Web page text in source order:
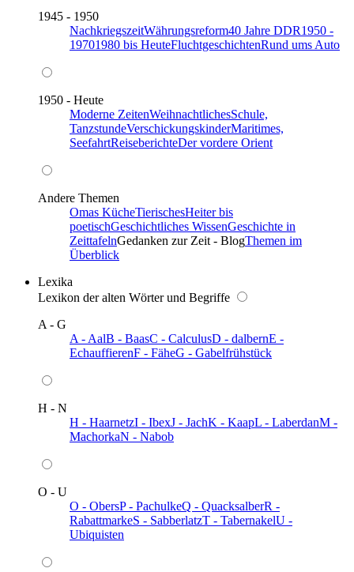
1945 - 1950
NachkriegszeitWährungsreform40 Jahre DDR1950 -
19701980 bis HeuteFluchtgeschichtenRund ums Auto
1950 - Heute
Moderne ZeitenWeihnachtlichesSchule,
TanzstundeVerschickungskinderMaritimes,
SeefahrtReiseberichteDer vordere Orient
Andere Themen
Omas KücheTierischesHeiter bis
poetischGeschichtliches WissenGeschichte in
ZeittafelnGedanken zur Zeit - BlogThemen im
Überblick
Lexika
Lexikon der alten Wörter und Begriffe
A - G
A - AalB - BaasC - CalculusD - dalbernE -
EchauffierenF - FäheG - Gabelfrühstück
H - N
H - HaarnetzI - IbexJ - JachK - KaapL - LaberdanM -
MachorkaN - Nabob
O - U
O - ObersP - PachulkeQ - QuacksalberR -
RabattmarkeS - SabberlatzT - TabernakelU -
Ubiquisten